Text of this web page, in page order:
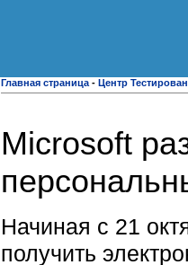
Главная страница - Центр
Microsoft
Начиная с 21
получить